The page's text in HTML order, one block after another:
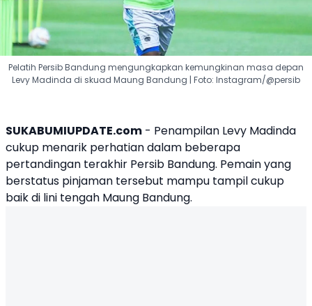
Pelatih Persib Bandung mengungkapkan kemungkinan masa depan
Levy Madinda di skuad Maung Bandung | Foto: Instagram/@persib
SUKABUMIUPDATE.com - Penampilan Levy Madinda
cukup menarik perhatian dalam beberapa
pertandingan terakhir Persib Bandung. Pemain yang
berstatus pinjaman tersebut mampu tampil cukup
baik di lini tengah Maung Bandung.